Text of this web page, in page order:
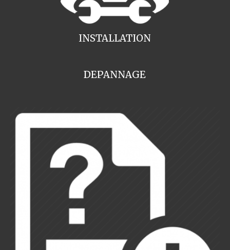
INSTALLATION
DEPANNAGE